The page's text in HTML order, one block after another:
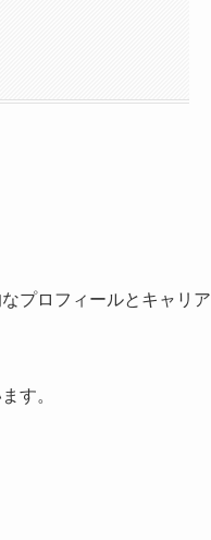
プロフィールとキャリア
す。